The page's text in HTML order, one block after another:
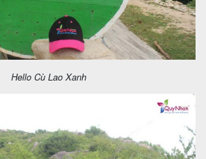
Hello Cù Lao Xanh